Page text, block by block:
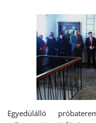
Egyedülálló